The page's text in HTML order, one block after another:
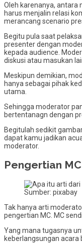
Oleh karenanya, antara
harus menjalin relasi
merancang scenario
Begitu pula saat
presenter dengan
kepada audience.
diskusi atau masukan
Meskipun demikian,
hanya sebagai pihak
utama.
Sehingga moderator
bertentanagn dengan
Begitulah sedikit
dapat kamu jadikan
moderator.
Pengertian MC
Sumber: pixabay
Tak hanya arti
pengertian MC. MC
Yang mana tugasnya
keberlangsungan acara